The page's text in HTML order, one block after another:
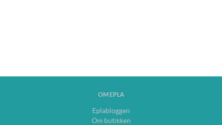
OM EPLA
Eplabloggen
Om butikken